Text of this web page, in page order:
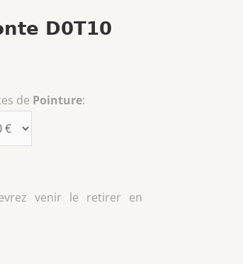
D0T10
de Pointure:
venir le retirer en